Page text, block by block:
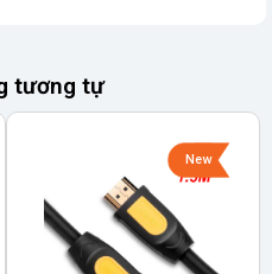
tương tự
New